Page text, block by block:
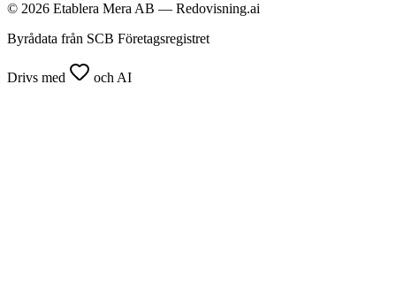
© 2026 Etablera Mera AB — Redovisning.ai
Byrådata från SCB Företagsregistret
Drivs med och AI